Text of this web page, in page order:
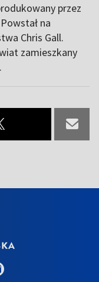
przez
na
Chris Gall.
zamieszkany